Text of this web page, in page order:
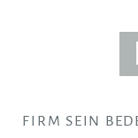
FIRM SEIN